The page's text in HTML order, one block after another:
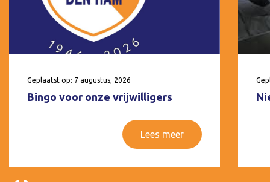
Geplaatst op: 7 augustus, 2026
Bingo voor onze vrijwilligers
Lees meer